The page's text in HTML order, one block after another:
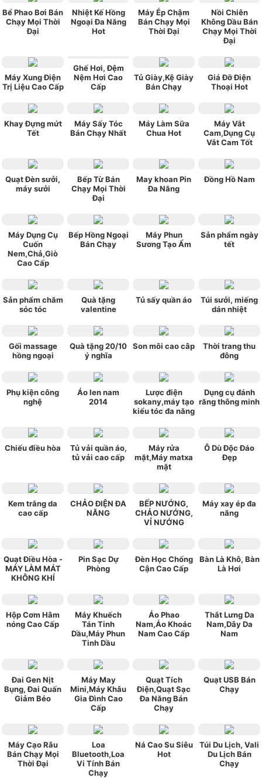
Bể Phao Bơi Bán
Chạy Mọi Thời
Đại
Nhiệt Kế Hồng
Ngoại Đa Năng
Hot
Máy Ép Chậm
Bán Chạy Mọi
Thời Đại
Nồi Chiên
Không Dầu Bán
Chạy Mọi Thời
Đại
Máy Xung Điện
Trị Liệu Cao Cấp
Ghế Hơi, Đệm
Nệm Hơi Cao
Cấp
Tủ Giày,Kệ Giày
Bán Chạy
Giá Đỡ Điện
Thoại Hot
Khay Đựng mứt
Tết
Máy Sấy Tóc
Bán Chạy Nhất
Máy Làm Sữa
Chua Hot
Máy Vắt
Cam,Dụng Cụ
Vắt Cam Tốt
Quạt Đèn sưởi,
máy sưởi
Bếp Từ Bán
Chạy Mọi Thời
Đại
May khoan Pin
Đa Năng
Đồng Hồ Nam
Máy Dụng Cụ
Cuốn
Nem,Chả,Giò
Cao Cấp
Bếp Hồng Ngoại
Bán Chạy
Máy Phun
Sương Tạo Ẩm
Sản phẩm ngày
tết
Sản phẩm chăm
sóc tóc
Quà tặng
valentine
Tủ sấy quần áo
Túi sưởi, miếng
dán nhiệt
Gối massage
hồng ngoại
Quà tặng 20/10
ý nghĩa
Son môi cao câp
Thời trang thu
đông
Phụ kiện công
nghệ
Áo len nam
2014
Lược điện
sokany,máy tạo
kiểu tóc đa năng
Dụng cụ đánh
răng thông minh
Chiếu điều hòa
Tủ vải quần áo,
tủ vải cao cấp
Máy rửa
mặt,Máy matxa
mặt
Ô Dù Độc Đáo
Đẹp
Kem trắng da
cao cấp
CHẢO ĐIỆN ĐA
NĂNG
BẾP NƯỚNG,
CHẢO NƯỚNG,
VỈ NƯỚNG
Máy xay ép đa
năng
Quạt Điều Hòa -
MÁY LÀM MÁT
KHÔNG KHÍ
Pin Sạc Dự
Phòng
Đèn Học Chống
Cận Cao Cấp
Bàn Là Khô, Bàn
Là Hơi
Hộp Cơm Hâm
nóng Cao Cấp
Máy Khuếch
Tán Tinh
Dầu,Máy Phun
Tinh Dầu
Áo Phao
Nam,Áo Khoác
Nam Cao Cấp
Thắt Lưng Da
Nam,Dây Da
Nam
Đai Gen Nịt
Bụng, Đai Quấn
Giảm Béo
Máy May
Mini,Máy Khâu
Gia Đình Cao
Cấp
Quạt Tích
Điện,Quạt Sạc
Đa Năng Bán
Chạy
Quạt USB Bán
Chạy
Máy Cạo Râu
Bán Chạy Mọi
Thời Đại
Loa
Bluetooth,Loa
Vi Tính Bán
Chạy
Ná Cao Su Siêu
Hot
Túi Du Lịch, Vali
Du Lịch Bán
Chạy